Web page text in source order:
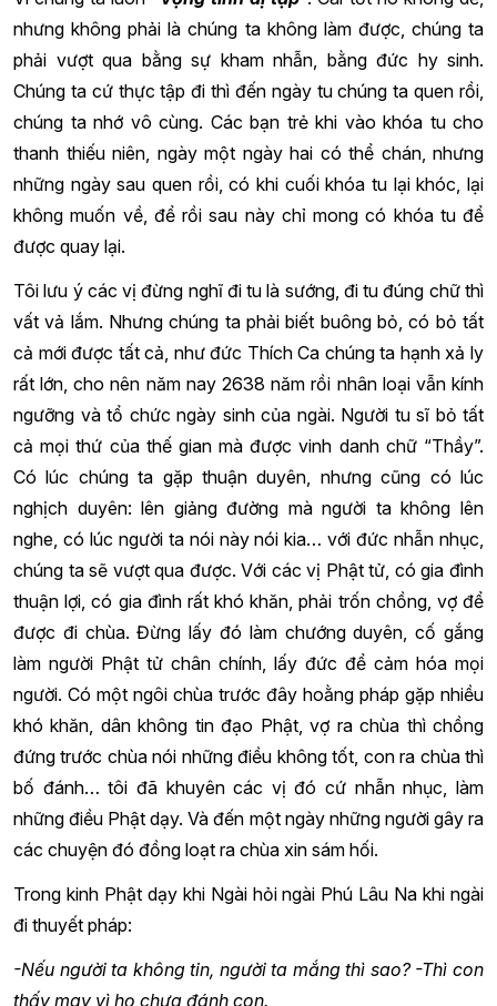
nhưng không phải là chúng ta không làm được, chúng ta
phải vượt qua bằng sự kham nhẫn, bằng đức hy sinh.
Chúng ta cứ thực tập đi thì đến ngày tu chúng ta quen rồi,
chúng ta nhớ vô cùng. Các bạn trẻ khi vào khóa tu cho
thanh thiếu niên, ngày một ngày hai có thể chán, nhưng
những ngày sau quen rồi, có khi cuối khóa tu lại khóc, lại
không muốn về, để rồi sau này chỉ mong có khóa tu để
được quay lại.
Tôi lưu ý các vị đừng nghĩ đi tu là sướng, đi tu đúng chữ thì
vất vả lắm. Nhưng chúng ta phải biết buông bỏ, có bỏ tất
cả mới được tất cả, như đức Thích Ca chúng ta hạnh xả ly
rất lớn, cho nên năm nay 2638 năm rồi nhân loại vẫn kính
ngưỡng và tổ chức ngày sinh của ngài. Người tu sĩ bỏ tất
cả mọi thứ của thế gian mà được vinh danh chữ “Thầy”.
Có lúc chúng ta gặp thuận duyên, nhưng cũng có lúc
nghịch duyên: lên giảng đường mà người ta không lên
nghe, có lúc người ta nói này nói kia… với đức nhẫn nhục,
chúng ta sẽ vượt qua được. Với các vị Phật tử, có gia đình
thuận lợi, có gia đình rất khó khăn, phải trốn chồng, vợ để
được đi chùa. Đừng lấy đó làm chướng duyên, cố gắng
làm người Phật tử chân chính, lấy đức để cảm hóa mọi
người. Có một ngôi chùa trước đây hoằng pháp gặp nhiều
khó khăn, dân không tin đạo Phật, vợ ra chùa thì chồng
đứng trước chùa nói những điều không tốt, con ra chùa thì
bố đánh… tôi đã khuyên các vị đó cứ nhẫn nhục, làm
những điều Phật dạy. Và đến một ngày những người gây ra
các chuyện đó đồng loạt ra chùa xin sám hối.
Trong kinh Phật dạy khi Ngài hỏi ngài Phú Lâu Na khi ngài
đi thuyết pháp:
-Nếu người ta không tin, người ta mắng thì sao? -Thì con
thấy may vì họ chưa đánh con.